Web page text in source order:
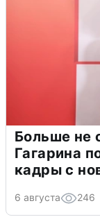
Больше не
Гагарина
кадры с
6 августа 246